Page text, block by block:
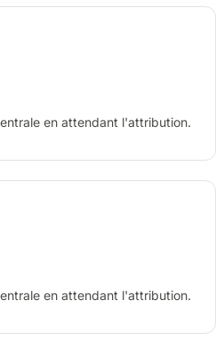
en attendant l'attribution.
en attendant l'attribution.